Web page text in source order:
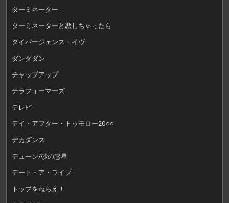
ターミネーター
ターミネーターと恋しちゃったら
ダイバージェンス・イヴ
ダンダダン
チャップアップ
テラフォーマーズ
テレビ
デイ・アフター・トゥモロー20○○
デカダンス
デューン/砂の惑星
デート・ア・ライブ
トップをねらえ！